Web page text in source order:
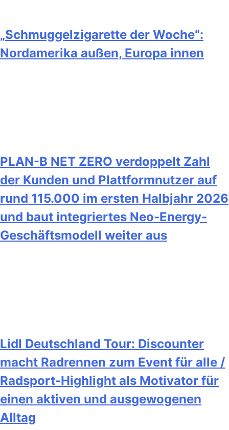
„Schmuggelzigarette der Woche“:
Nordamerika außen, Europa innen
PLAN-B NET ZERO verdoppelt Zahl
der Kunden und Plattformnutzer auf
rund 115.000 im ersten Halbjahr 2026
und baut integriertes Neo-Energy-
Geschäftsmodell weiter aus
Lidl Deutschland Tour: Discounter
macht Radrennen zum Event für alle /
Radsport-Highlight als Motivator für
einen aktiven und ausgewogenen
Alltag